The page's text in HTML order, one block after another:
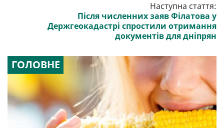
Наступна стаття:
Після численних заяв Філатова у
Держгеокадастрі спростили отримання
документів для дніпрян
ГОЛОВНЕ